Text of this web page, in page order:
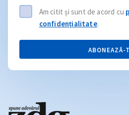
Am citit și sunt de acord cu
confidențialitate.
ABONEAZĂ-